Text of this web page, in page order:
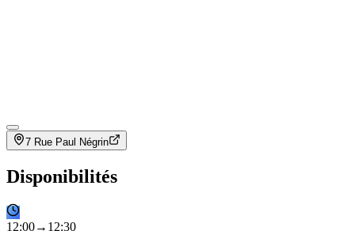
7 Rue Paul Négrin
Disponibilités
12:00→ 12:30